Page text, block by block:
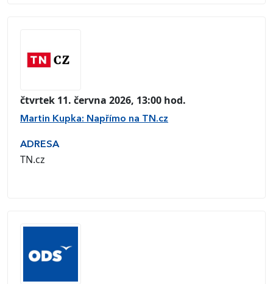
čtvrtek 11. června 2026, 13:00 hod.
Martin Kupka: Napřímo na TN.cz
ADRESA
TN.cz